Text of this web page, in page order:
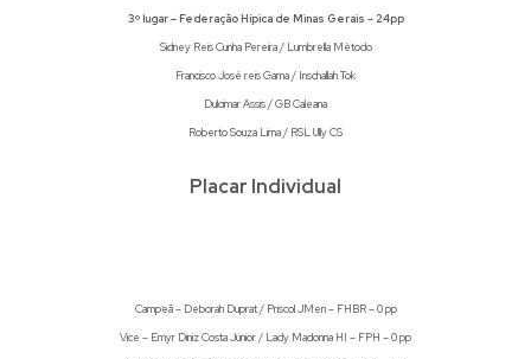
3º lugar – Federação Hípica de Minas Gerais – 24pp
Sidney Reis Cunha Pereira / Lumbrella Mètodo
Francisco José reis Gama / Inschallah Tok
Dulcimar Assis / GB Caleana
Roberto Souza Lima / RSL Ully CS
Placar Individual
Campeã – Deborah Duprat / Priscol JMen – FHBR – 0 pp
Vice – Emyr Diniz Costa Junior / Lady Madonna HI – FPH – 0 pp